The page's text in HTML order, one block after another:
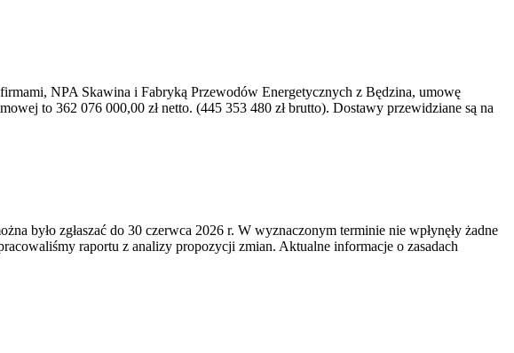
NPA Skawina i Fabryką Przewodów Energetycznych z Będzina, umowę
to 362 076 000,00 zł netto. (445 353 480 zł brutto). Dostawy przewidziane są na
było zgłaszać do 30 czerwca 2026 r. W wyznaczonym terminie nie wpłynęły żadne
raportu z analizy propozycji zmian. Aktualne informacje o zasadach